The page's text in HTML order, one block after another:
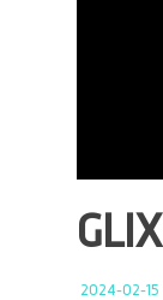
2024-02-15